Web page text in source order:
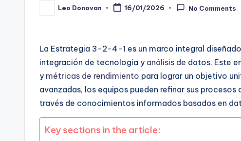
Posted
by
Leo Donovan 16/01/2026 No Comments
La Estrategia 3-2-4-1 es un marco integral
integración de tecnología y análisis de datos. Este
y métricas de rendimiento para lograr un objetivo
avanzadas, los equipos pueden refinar sus
través de conocimientos informados basados en
Key sections in the article: